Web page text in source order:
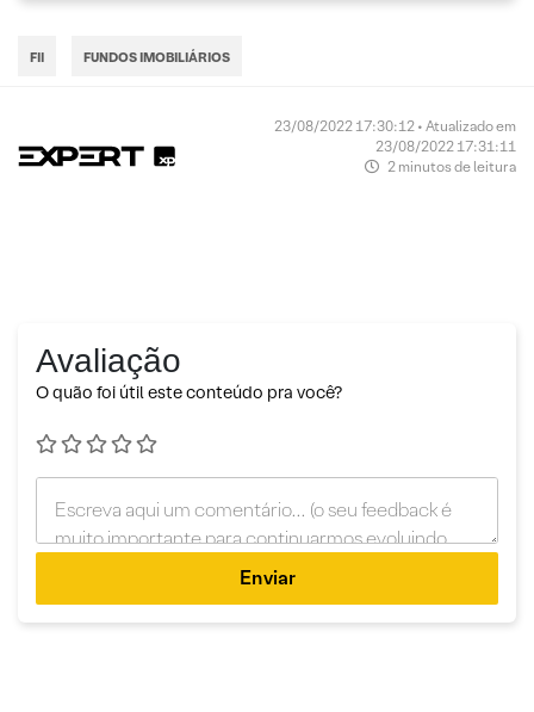
FII FUNDOS IMOBILIÁRIOS
23/08/2022 17:30:12 • Atualizado em
23/08/2022 17:31:11
2 minutos de leitura
Avaliação
O quão foi útil este conteúdo pra você?
Enviar